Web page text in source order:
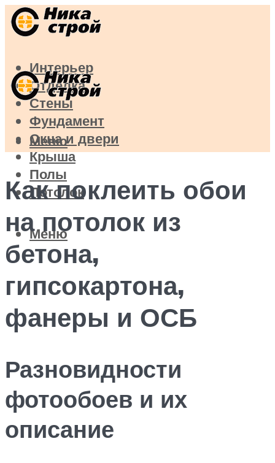
Интерьер
Отделка
Стены
Фундамент
Окна и двери
Крыша
Полы
Потолок
Меню
Меню
Как поклеить обои
на потолок из
бетона,
гипсокартона,
фанеры и ОСБ
Разновидности
фотообоев и их
описание